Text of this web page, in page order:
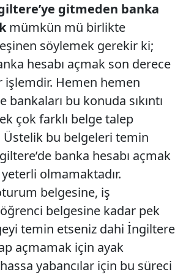
gitmeden banka
mümkün mü birlikte
söylemek gerekir ki;
hesabı açmak son derece
Hemen hemen
bu konuda sıkıntı
çok farklı belge talep
bu belgeleri temin
banka hesabı açmak
olmamaktadır.
belgesine, iş
belgesine kadar pek
temin etseniz dahi İngiltere
açmamak için ayak
yabancılar için bu süreci